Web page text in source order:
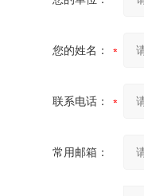
您的姓名：
联系电话：
常用邮箱：